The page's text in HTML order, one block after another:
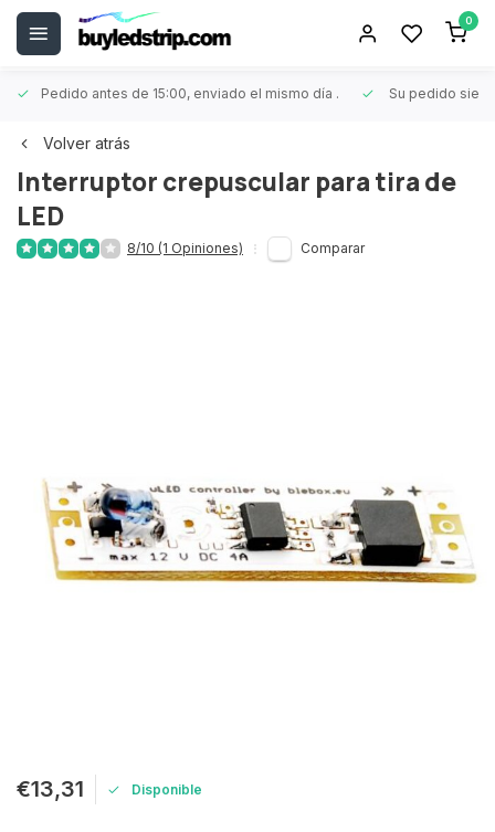
0
Pedido antes de 15:00, enviado el mismo día . Su pedido
Volver atrás
Interruptor crepuscular para tira de
LED
8/10 (1 Opiniones) Comparar
€13,31 Disponible